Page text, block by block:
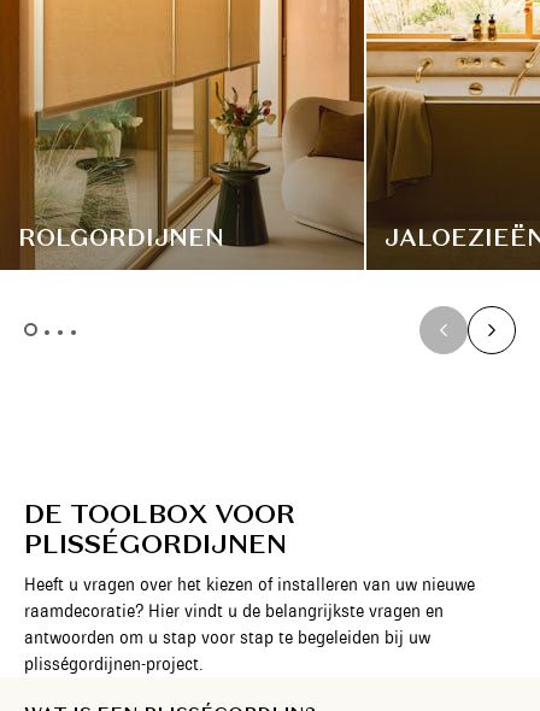
ROLGORDIJNEN
DE TOOLBOX VOOR
PLISSÉGORDIJNEN
Heeft u vragen over het kiezen of installeren van uw nieuwe
raamdecoratie? Hier vindt u de belangrijkste vragen en
antwoorden om u stap voor stap te begeleiden bij uw
plisségordijnen-project.